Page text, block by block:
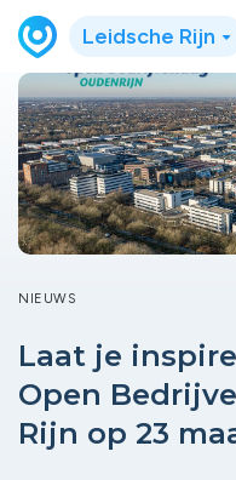
Leidsche Rijn
NIEUWS
Laat je
Open
Rijn op 23